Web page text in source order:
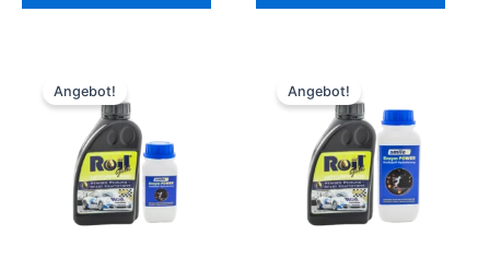
Angebot!
Preis
war:
€ 186,80
Angebot!
Preis
war:
€ 363,80€ 345,62.